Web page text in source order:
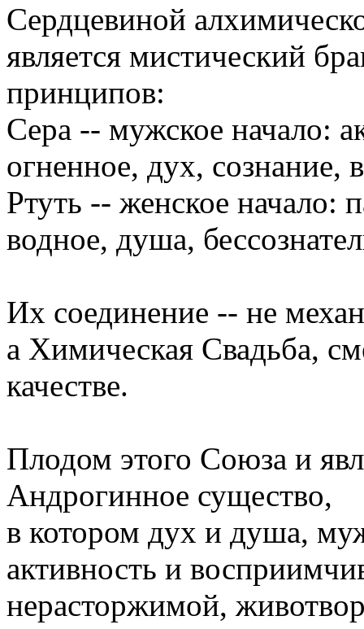
Сердцевиной
является мистический
принципов:
Сера -- мужское начало:
огненное, дух, сознание,
Ртуть -- женское начало:
водное, душа,
Их соединение -- не
а Химическая Свадьба,
качестве.
Плодом этого Союза и
Андрогинное существо,
в котором дух и душа,
активность и
нерасторжимой,